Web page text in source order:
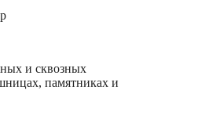
и сквозных
памятниках и